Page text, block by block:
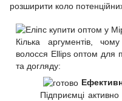
розширити коло
Кілька аргументів,
волосся Ellips оптом для
та догляду:
Підприємці